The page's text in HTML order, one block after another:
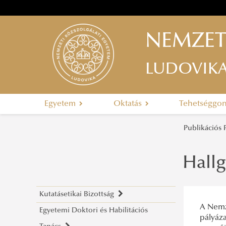
Egyetem Oktatás
Publikációs
Kutatásetikai Bizottság
Bemutatkozás
Egyetemi Doktori és Habilitációs
A